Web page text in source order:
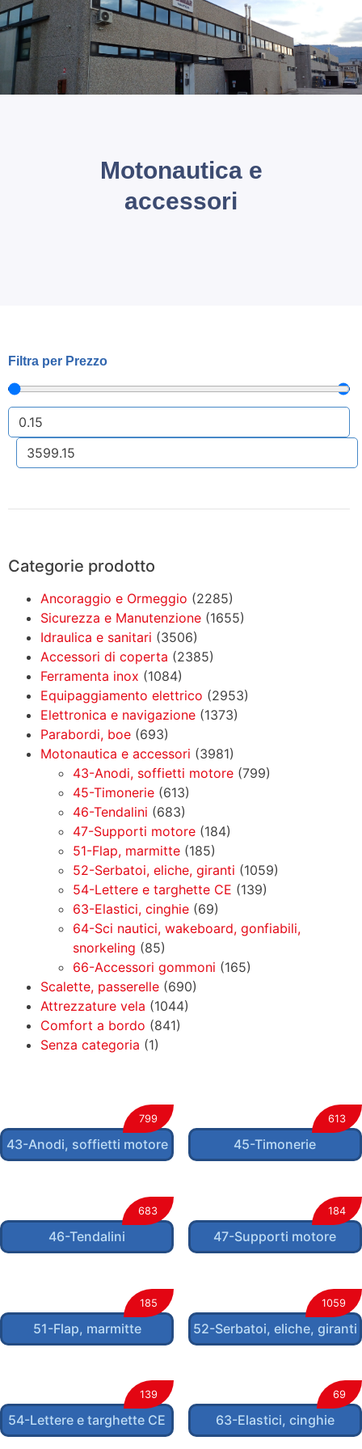
Prodotti
Motonautica e
accessori
Filtra per Prezzo
Categorie prodotto
Ancoraggio e Ormeggio (2285)
Sicurezza e Manutenzione (1655)
Idraulica e sanitari (3506)
Accessori di coperta (2385)
Ferramenta inox (1084)
Equipaggiamento elettrico (2953)
Elettronica e navigazione (1373)
Parabordi, boe (693)
Motonautica e accessori (3981)
43-Anodi, soffietti motore (799)
45-Timonerie (613)
46-Tendalini (683)
47-Supporti motore (184)
51-Flap, marmitte (185)
52-Serbatoi, eliche, giranti (1059)
54-Lettere e targhette CE (139)
63-Elastici, cinghie (69)
64-Sci nautici, wakeboard, gonfiabili,
snorkeling (85)
66-Accessori gommoni (165)
Scalette, passerelle (690)
Attrezzature vela (1044)
Comfort a bordo (841)
Senza categoria (1)
43-Anodi, soffietti motore
799
45-Timonerie
613
46-Tendalini
683
47-Supporti motore
184
51-Flap, marmitte
185
52-Serbatoi, eliche, giranti
1059
54-Lettere e targhette CE
139
63-Elastici, cinghie
69